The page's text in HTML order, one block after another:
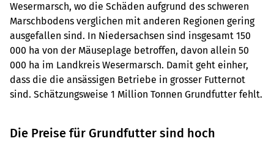
Wesermarsch, wo die Schäden aufgrund des schweren
Marschbodens verglichen mit anderen Regionen gering
ausgefallen sind. In Niedersachsen sind insgesamt 150
000 ha von der Mäuseplage betroffen, davon allein 50
000 ha im Landkreis Wesermarsch. Damit geht einher,
dass die die ansässigen Betriebe in grosser Futternot
sind. Schätzungsweise 1 Million Tonnen Grundfutter fehlt.
Die Preise für Grundfutter sind hoch